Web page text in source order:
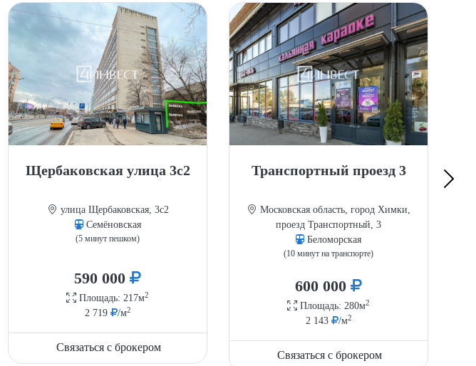
Щербаковская улица 3с2
улица Щербаковская, 3с2
Семёновская
(5 минут пешком)
590 000
Площадь: 217м2
2 719 /м2
Связаться с брокером
Транспортный проезд 3
Московская область, город Химки,
проезд Транспортный, 3
Беломорская
(10 минут на транспорте)
600 000
Площадь: 280м2
2 143 /м2
Связаться с брокером